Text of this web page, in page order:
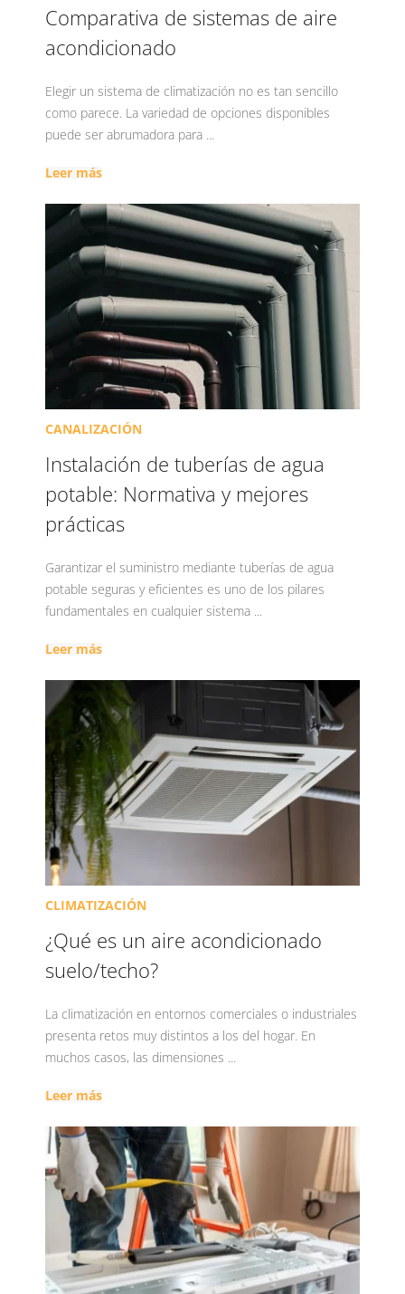
Comparativa de sistemas de aire
acondicionado
Elegir un sistema de climatización no es tan sencillo
como parece. La variedad de opciones disponibles
puede ser abrumadora para ...
Leer más
CANALIZACIÓN
Instalación de tuberías de agua
potable: Normativa y mejores
prácticas
Garantizar el suministro mediante tuberías de agua
potable seguras y eficientes es uno de los pilares
fundamentales en cualquier sistema ...
Leer más
CLIMATIZACIÓN
¿Qué es un aire acondicionado
suelo/techo?
La climatización en entornos comerciales o industriales
presenta retos muy distintos a los del hogar. En
muchos casos, las dimensiones ...
Leer más